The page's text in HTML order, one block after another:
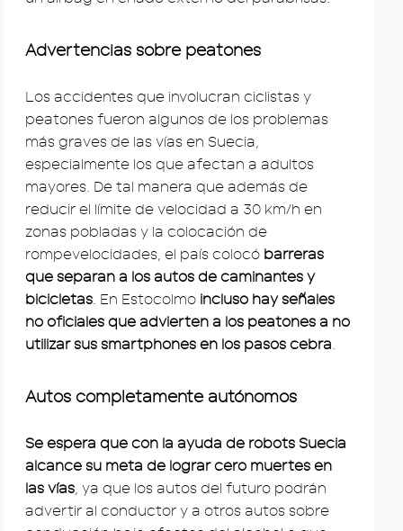
Advertencias sobre peatones
Los accidentes que involucran ciclistas y
peatones fueron algunos de los problemas
más graves de las vías en Suecia,
especialmente los que afectan a adultos
mayores. De tal manera que además de
reducir el límite de velocidad a 30 km/h en
zonas pobladas y la colocación de
rompevelocidades, el país colocó barreras
que separan a los autos de caminantes y
bicicletas. En Estocolmo incluso hay señales
no oficiales que advierten a los peatones a no
utilizar sus smartphones en los pasos cebra.
Autos completamente autónomos
Se espera que con la ayuda de robots Suecia
alcance su meta de lograr cero muertes en
las vías, ya que los autos del futuro podrán
advertir al conductor y a otros autos sobre